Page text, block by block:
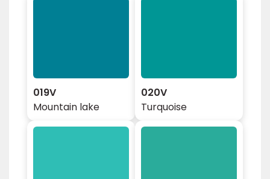
019V
Mountain lake
020V
Turquoise